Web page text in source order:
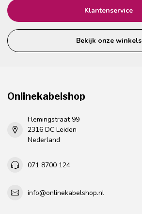
Klantenservice
Bekijk onze winkels
Onlinekabelshop
Flemingstraat 99
2316 DC Leiden
Nederland
071 8700 124
info@onlinekabelshop.nl